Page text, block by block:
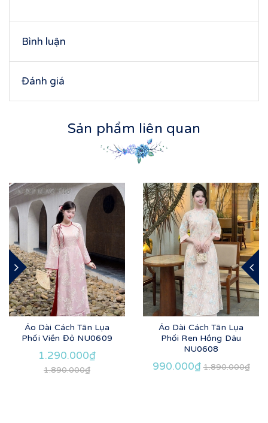
Bình luận
Đánh giá
Sản phẩm liên quan
Áo Dài Cách Tân Lụa
Phối Viền Đỏ NU0609
1.290.000₫
1.890.000₫
Áo Dài Cách Tân Lụa
Phối Ren Hồng Dâu
NU0608
990.000₫ 1.890.000₫